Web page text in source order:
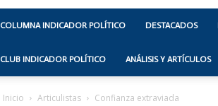
COLUMNA INDICADOR POLÍTICO DESTACADOS
CLUB INDICADOR POLÍTICO ANÁLISIS Y ARTÍCULOS
Inicio Articulistas Confianza extraviada